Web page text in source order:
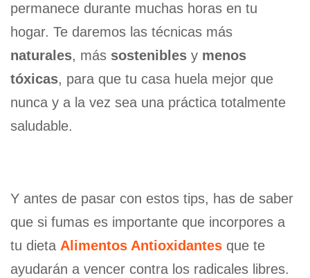
permanece durante muchas horas en tu
hogar. Te daremos las técnicas más
naturales, más sostenibles y menos
tóxicas, para que tu casa huela mejor que
nunca y a la vez sea una práctica totalmente
saludable.
Y antes de pasar con estos tips, has de saber
que si fumas es importante que incorpores a
tu dieta Alimentos Antioxidantes que te
ayudarán a vencer contra los radicales libres.